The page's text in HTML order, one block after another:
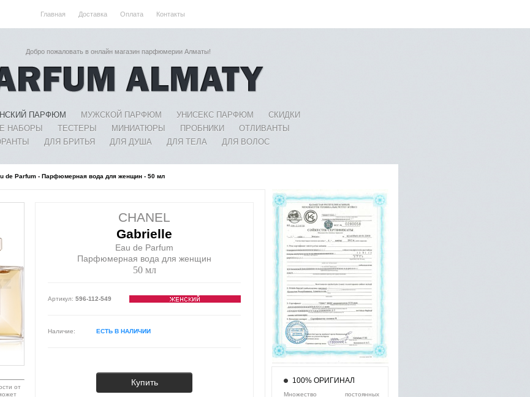
Главная Доставка Оплата Контакты
Добро пожаловать в онлайн магазин парфюмерии Алматы!
ПАРФЮМ МУЖСКОЙ ПАРФЮМ УНИСЕКС ПАРФЮМ
СКИДКИ
НАБОРЫ
ТЕСТЕРЫ МИНИАТЮРЫ ПРОБНИКИ
ОТЛИВАНТЫ
ДЛЯ БРИТЬЯ ДЛЯ ДУША ДЛЯ ТЕЛА ДЛЯ ВОЛОС
de Parfum - Парфюмерная вода для женщин - 50 мл
CHANEL
Gabrielle
Eau de Parfum
Парфюмерная вода для женщин
50 мл
Артикул: 596-112-549
Наличие: ЕСТЬ В НАЛИЧИИ
Купить
от
100% ОРИГИНАЛ
Множество постоянных